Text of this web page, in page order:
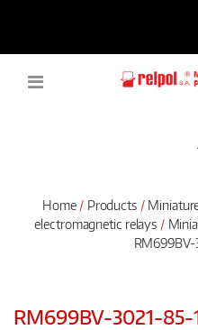
Home Products
electromagnetic relays
RM699BV-3021-85-